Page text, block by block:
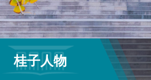
桂子人物